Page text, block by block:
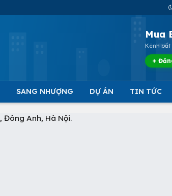
Mua
Kênh
+
SANG NHƯỢNG DỰ ÁN TIN TỨC